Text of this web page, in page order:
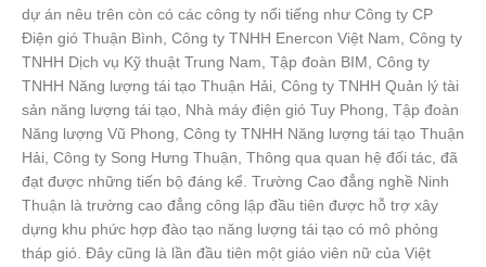
dự án nêu trên còn có các công ty nổi tiếng như Công ty CP
Điện gió Thuận Bình, Công ty TNHH Enercon Việt Nam, Công ty
TNHH Dịch vụ Kỹ thuật Trung Nam, Tập đoàn BIM, Công ty
TNHH Năng lượng tái tạo Thuận Hải, Công ty TNHH Quản lý tài
sản năng lượng tái tạo, Nhà máy điện gió Tuy Phong, Tập đoàn
Năng lượng Vũ Phong, Công ty TNHH Năng lượng tái tạo Thuận
Hải, Công ty Song Hưng Thuận, Thông qua quan hệ đối tác, đã
đạt được những tiến bộ đáng kể. Trường Cao đẳng nghề Ninh
Thuận là trường cao đẳng công lập đầu tiên được hỗ trợ xây
dựng khu phức hợp đào tạo năng lượng tái tạo có mô phỏng
tháp gió. Đây cũng là lần đầu tiên một giáo viên nữ của Việt